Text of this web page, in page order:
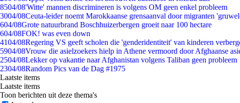
8504/08'Witte' mannen discrimineren is volgens OM geen enkel probleem
3004/08Ceuta-leider noemt Marokkaanse grensaanval door migranten
604/08Grote natuurbrand Boschhuizerbergen groeit naar 100 hectare
604/08FOK! was even down
4104/08Regering VS geeft scholen die 'genderidentiteit' van kinderen
5904/08Vrouw die asielzoekers hielp in Athene vermoord door Afghaanse
2504/08Lekker op vakantie naar Afghanistan volgens Taliban geen probleem
2304/08Random Pics van de Dag #1975
Laatste items
Laatste items
Toon berichten uit deze thema's